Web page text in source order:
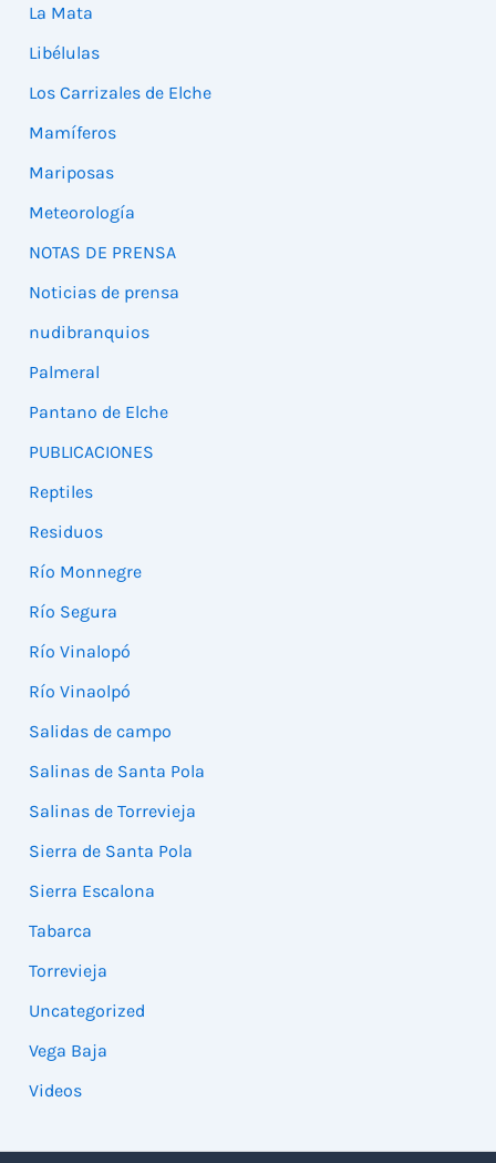
La Mata
Libélulas
Los Carrizales de Elche
Mamíferos
Mariposas
Meteorología
NOTAS DE PRENSA
Noticias de prensa
nudibranquios
Palmeral
Pantano de Elche
PUBLICACIONES
Reptiles
Residuos
Río Monnegre
Río Segura
Río Vinalopó
Río Vinaolpó
Salidas de campo
Salinas de Santa Pola
Salinas de Torrevieja
Sierra de Santa Pola
Sierra Escalona
Tabarca
Torrevieja
Uncategorized
Vega Baja
Videos